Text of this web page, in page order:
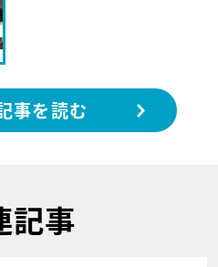
事を読む
記事